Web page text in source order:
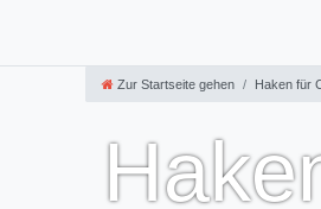
Zur Startseite gehen Haken für